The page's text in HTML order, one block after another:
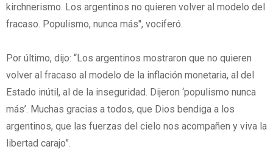
kirchnerismo. Los argentinos no quieren volver al modelo del
fracaso. Populismo, nunca más", vociferó.
Por último, dijo: “Los argentinos mostraron que no quieren
volver al fracaso al modelo de la inflación monetaria, al del
Estado inútil, al de la inseguridad. Dijeron ‘populismo nunca
más’. Muchas gracias a todos, que Dios bendiga a los
argentinos, que las fuerzas del cielo nos acompañen y viva la
libertad carajo”.